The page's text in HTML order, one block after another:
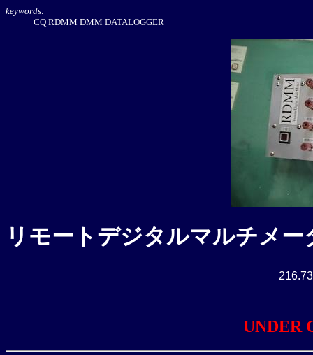
keywords:
CQ RDMM DMM DATALOGGER
リモートデジタルマルチメー
UNDER